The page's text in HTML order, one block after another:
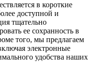
в короткие
доступной и
тщательно
ее сохранность в
того, мы предлагаем
электронные
удобства наших